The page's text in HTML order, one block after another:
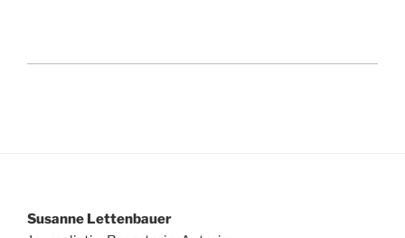
Susanne Lettenbauer